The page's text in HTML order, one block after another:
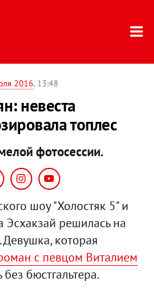
2016, 13:48
невеста
топлес
фотосессии.
шоу "Холостяк 5" и
Эсхакзай решилась на
которая
с певцом Виталием
без бюстгальтера.